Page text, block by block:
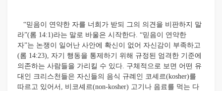
“믿음이 연약한 자를 너희가 받되 그의 의견을 비판하지 말
라”(롬 14:1)라는 말로 바울은 시작한다. “믿음이 연약한
자”는 논쟁이 일어난 사안에 확신이 없어 자신감이 부족하고
(롬 14:23), 자기 행동을 통제하기 위해 규정된 엄격한 기준에
의존하는 사람들을 가리킬 수 있다. 구체적으로 보면 어떤 유
대인 크리스천들은 자신들의 음식 규례인 코셰르(kosher)를
따르고 있어서, 비코셰르(non-kosher) 고기나 음료를 먹는 다